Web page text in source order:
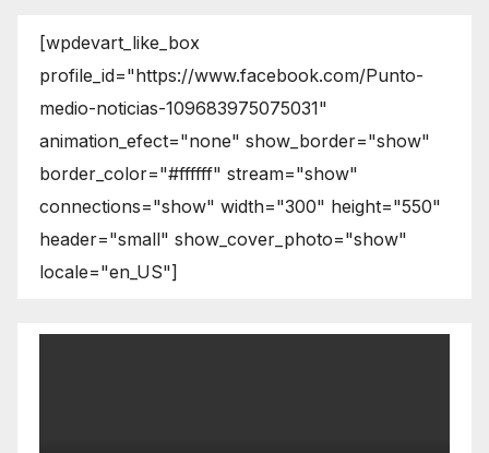
[wpdevart_like_box
profile_id="https://www.facebook.com/Punto-
medio-noticias-109683975075031"
animation_efect="none" show_border="show"
border_color="#ffffff" stream="show"
connections="show" width="300" height="550"
header="small" show_cover_photo="show"
locale="en_US"]